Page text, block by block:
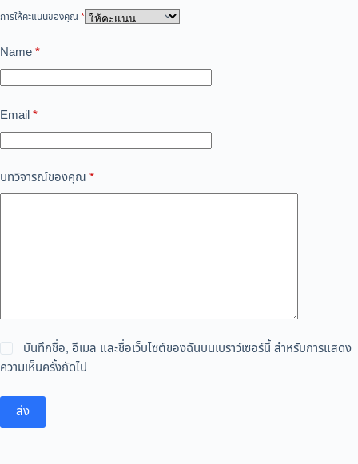
การให้คะแนนของคุณ *
Name*
Email*
บทวิจารณ์ของคุณ *
บันทึกชื่อ, อีเมล และชื่อเว็บไซต์ของฉันบนเบราว์เซอร์นี้ สำหรับการแสดง
ความเห็นครั้งถัดไป
ส่ง